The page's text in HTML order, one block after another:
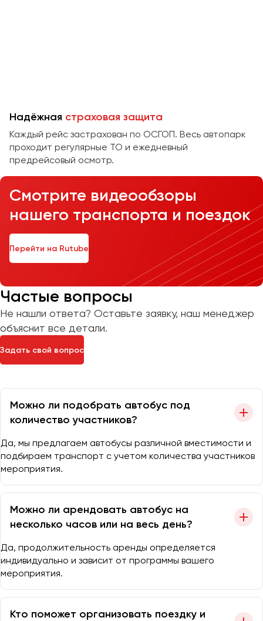
Надёжная страховая защита
Каждый рейс застрахован по ОСГОП. Весь автопарк
проходит регулярные ТО и ежедневный
предрейсовый осмотр.
Смотрите видеообзоры
нашего транспорта и поездок
Перейти на Rutube
Частые вопросы
Не нашли ответа? Оставьте заявку, наш менеджер
объяснит все детали.
Задать свой вопрос
Можно ли подобрать автобус под
количество участников?
Да, мы предлагаем автобусы различной вместимости и
подбираем транспорт с учетом количества участников
мероприятия.
Можно ли арендовать автобус на
несколько часов или на весь день?
Да, продолжительность аренды определяется
индивидуально и зависит от программы вашего
мероприятия.
Кто поможет организовать поездку и